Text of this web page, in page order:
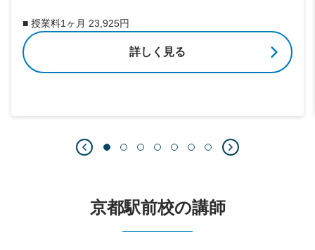
■ 授業料1ヶ月 23,925円
詳しく見る
京都駅前校の講師